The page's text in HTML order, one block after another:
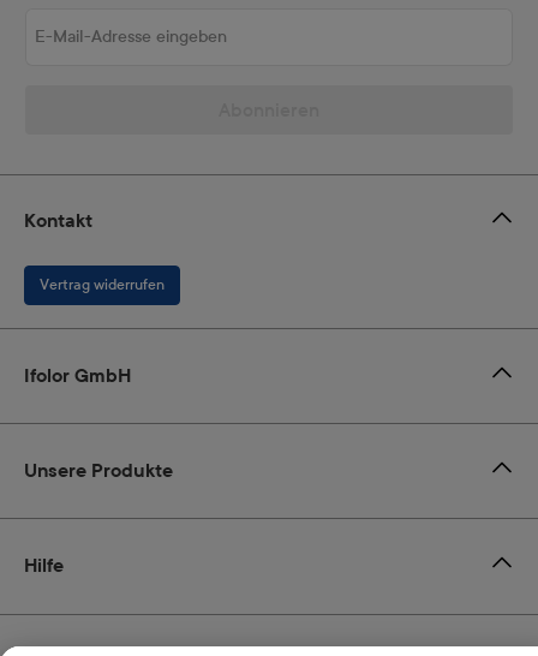
Kontakt
Vertrag widerrufen
Ifolor GmbH
Unsere Produkte
Hilfe